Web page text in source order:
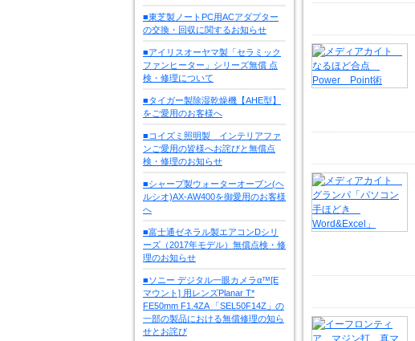
■東芝製ノートPC用ACアダプター
の交換・回収に関するお知らせ
■アイリスオーヤマ製「セラミック
ファンヒーター」シリーズ無償 点
検・修理について
■タイガー製除湿乾燥機【AHE型】
をご愛用のお客様へ
■コイズミ照明製 インテリアファ
ンご愛用の皆様へお詫びと無償点
検・修理のお知らせ
■シャープ製ウォーターオーブン(ヘ
ルシオ)AX-AW400を御愛用のお客様
へ
■富士通ゼネラル製エアコンDシリ
ーズ（2017年モデル）無償点検・修
理のお知らせ
■ソニー デジタル一眼カメラα™[E
マウント] 用レンズPlanar T*
FE50mm F1.4ZA 「SEL50F14Z」の
一部の製品における無償修理の知ら
せとお詫び